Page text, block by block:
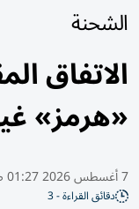
الشحنة
الاتفاق
«هرمز»
7 أغسطس 2026 01:27 صباحًا
دقائق القراءة - 3